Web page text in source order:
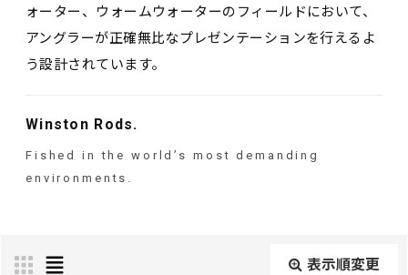
ォーター、ウォームウォーターのフィールドにおいて、
アングラーが正確無比なプレゼンテーションを行えるよ
う設計されています。
Winston Rods.
Fished in the world’s most demanding
environments.
表示順変更